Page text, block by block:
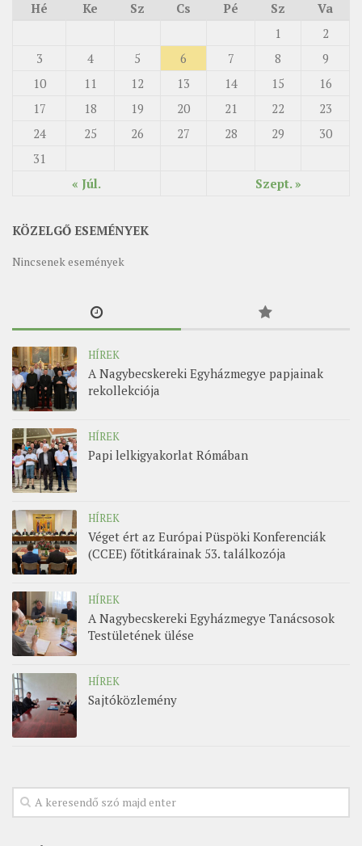
Hé Ke Sz Cs Pé Sz Va
« Júl. Szept. »
1
2
3
4 5 6 7 8
9
10
11 12 13 14 15
16
17
18 19 20 21 22
23
24
25 26 27 28 29
30
31
KÖZELGŐ ESEMÉNYEK
Nincsenek események
HÍREK
A Nagybecskereki Egyházmegye papjainak
rekollekciója
HÍREK
Papi lelkigyakorlat Rómában
HÍREK
Véget ért az Európai Püspöki Konferenciák
(CCEE) főtitkárainak 53. találkozója
HÍREK
A Nagybecskereki Egyházmegye Tanácsosok
Testületének ülése
HÍREK
Sajtóközlemény